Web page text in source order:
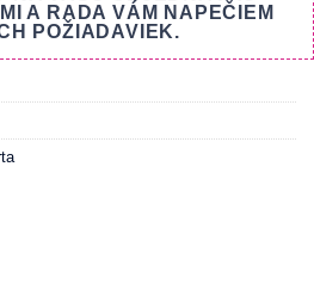
A RADA VÁM NAPEČIEM
POŽIADAVIEK.